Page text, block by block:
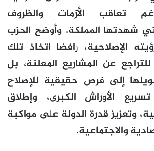
تعاقب الأزمات والظروف
شهدتها المملكة. وأوضح الحزب
الإصلاحية، رافضا اتخاذ تلك
للتراجع عن المشاريع المعلنة، بل
إلى فرص حقيقية للإصلاح
تسريع الأوراش الكبرى، وإطلاق
وتعزيز قدرة الدولة على مواكبة
والاجتماعية.